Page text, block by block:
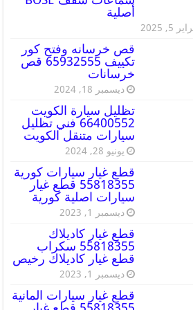
أصلية
5, 2025
قص خرسانه وفتح كور
تكييف 65932555 قص
خرسانات
ديسمبر 18, 2024
تظليل سيارة الكويت
66400552 فني تظليل
سيارات متنقل الكويت
يونيو 28, 2024
قطع غيار سيارات كورية
55818355 قطع غيار
سيارات اصلية كورية
ديسمبر 1, 2023
قطع غيار كاديلاك
55818355 سكراب
قطع غيار كاديلاك رخيص
ديسمبر 1, 2023
قطع غيار سيارات المانية